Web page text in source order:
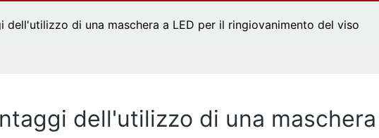
dell'utilizzo di una maschera a LED per il ringiovanimento del viso
dell'utilizzo di una